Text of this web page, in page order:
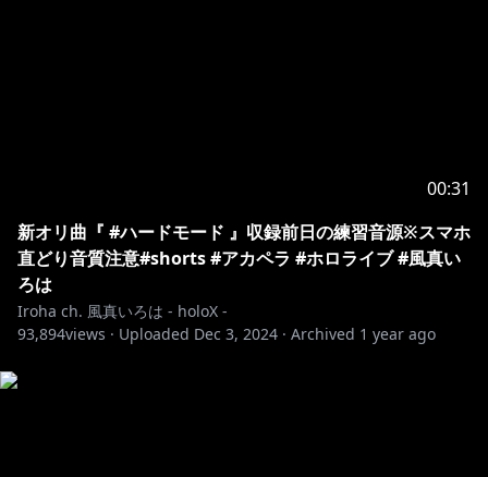
00:31
新オリ曲『 #ハードモード 』収録前日の練習音源※スマホ
直どり音質注意#shorts #アカペラ #ホロライブ #風真い
ろは
Iroha ch. 風真いろは - holoX -
93,894views · Uploaded Dec 3, 2024 · Archived 1 year ago